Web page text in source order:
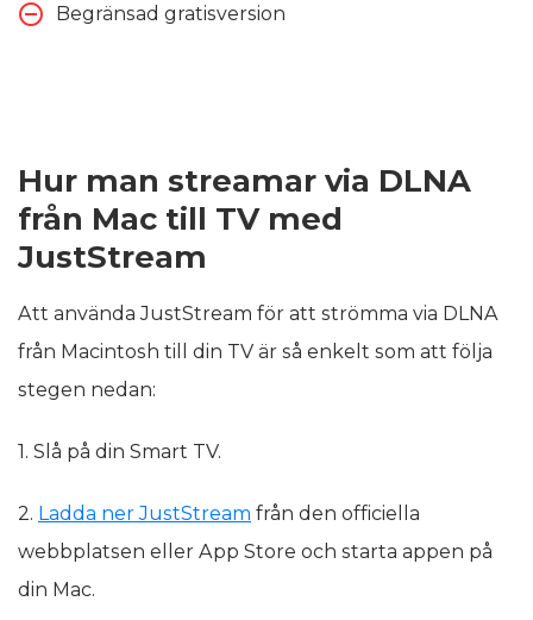
Begränsad gratisversion
Hur man streamar via DLNA
från Mac till TV med
JustStream
Att använda JustStream för att strömma via DLNA
från Macintosh till din TV är så enkelt som att följa
stegen nedan:
1. Slå på din Smart TV.
2. Ladda ner JustStream från den officiella
webbplatsen eller App Store och starta appen på
din Mac.